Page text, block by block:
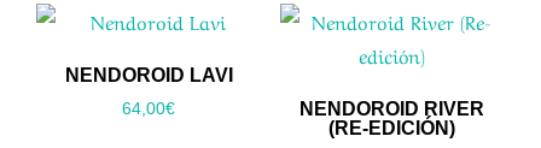
NENDOROID LAVI
64,00€
NENDOROID RIVER
(RE-EDICIÓN)